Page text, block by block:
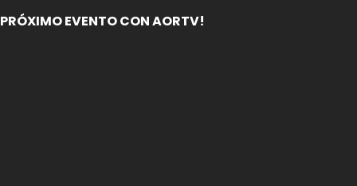
PRÓXIMO EVENTO CON AORTV!